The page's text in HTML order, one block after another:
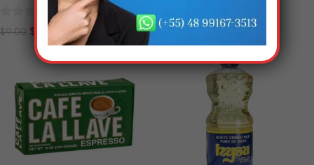
0
$9.00 $ 8.10
0
de
5
$6.00 $5.40